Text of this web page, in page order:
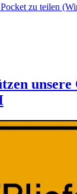
zu teilen
unsere